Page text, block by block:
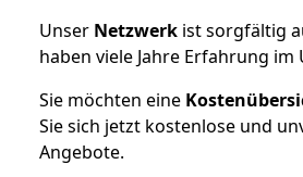
Unser Netzwerk ist sorgfältig
haben viele Jahre Erfahrung im
Sie möchten eine
Sie sich jetzt kostenlose und
Angebote.